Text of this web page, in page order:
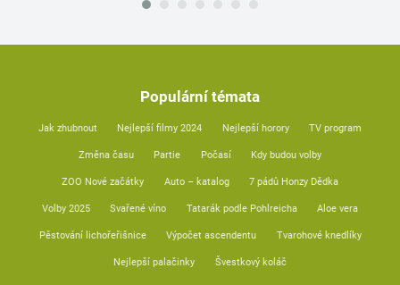
Populární témata
Jak zhubnout Nejlepší filmy 2024 Nejlepší horory TV program
Změna času Partie Počasí Kdy budou volby
ZOO Nové začátky Auto – katalog 7 pádů Honzy Dědka
Volby 2025 Svařené víno Tatarák podle Pohlreicha Aloe vera
Pěstování lichořeřišnice Výpočet ascendentu Tvarohové knedlíky
Nejlepší palačinky Švestkový koláč